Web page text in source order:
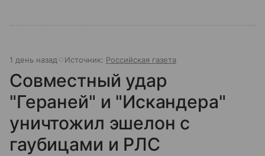
1 день назад Источник: Российская газета
Совместный удар
"Гераней" и "Искандера"
уничтожил эшелон с
гаубицами и РЛС